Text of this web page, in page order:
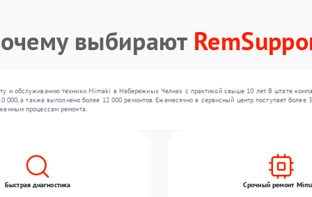
выбирают
и обслуживанию техники Mimaki в Набережных Челнах с практикой свыше 10 лет. В штате
000, а также выполнено более 12 000 ремонтов. Ежемесячно в сервисный центр поступает
процессам ремонта.
Быстрая диагностика
Срочный ремонт